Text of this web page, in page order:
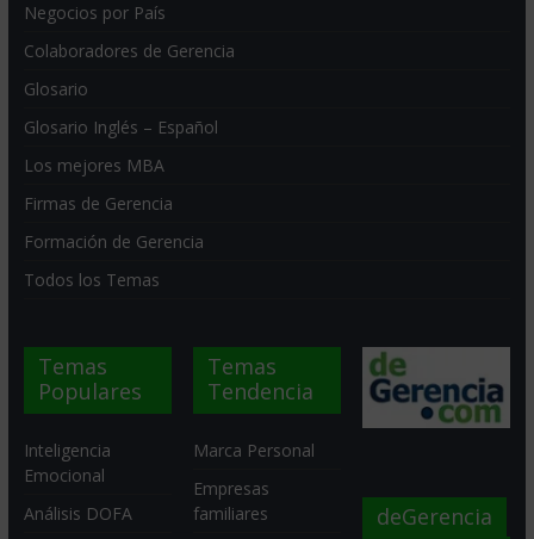
Negocios por País
Colaboradores de Gerencia
Glosario
Glosario Inglés – Español
Los mejores MBA
Firmas de Gerencia
Formación de Gerencia
Todos los Temas
Temas
Populares
Inteligencia
Emocional
Análisis DOFA
Temas
Tendencia
Marca Personal
Empresas
familiares
deGerencia